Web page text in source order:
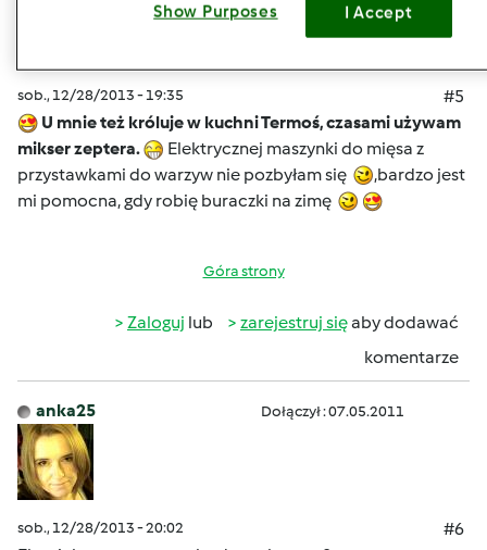
sob., 12/28/2013 - 19:35
#5
U mnie też króluje w kuchni Termoś, czasami używam
mikser zeptera.
Elektrycznej maszynki do mięsa z
przystawkami do warzyw nie pozbyłam się
,bardzo jest
mi pomocna, gdy robię buraczki na zimę
Góra strony
Zaloguj lub zarejestruj sięaby dodawać
komentarze
anka25 Dołączył : 07.05.2011
sob., 12/28/2013 - 20:02
#6
Show Purposes I Accept